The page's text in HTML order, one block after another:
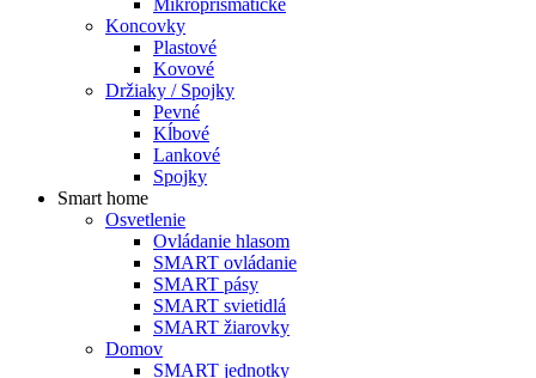
Mikroprismatické
Koncovky
Plastové
Kovové
Držiaky / Spojky
Pevné
Kĺbové
Lankové
Spojky
Smart home
Osvetlenie
Ovládanie hlasom
SMART ovládanie
SMART pásy
SMART svietidlá
SMART žiarovky
Domov
SMART jednotky